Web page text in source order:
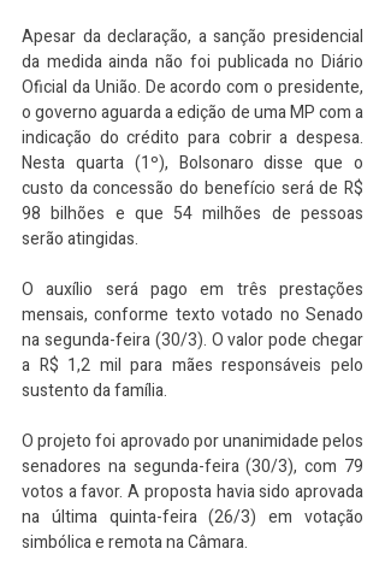
Apesar da declaração, a sanção presidencial
da medida ainda não foi publicada no Diário
Oficial da União. De acordo com o presidente,
o governo aguarda a edição de uma MP com a
indicação do crédito para cobrir a despesa.
Nesta quarta (1º), Bolsonaro disse que o
custo da concessão do benefício será de R$
98 bilhões e que 54 milhões de pessoas
serão atingidas.
O auxílio será pago em três prestações
mensais, conforme texto votado no Senado
na segunda-feira (30/3). O valor pode chegar
a R$ 1,2 mil para mães responsáveis pelo
sustento da família.
O projeto foi aprovado por unanimidade pelos
senadores na segunda-feira (30/3), com 79
votos a favor. A proposta havia sido aprovada
na última quinta-feira (26/3) em votação
simbólica e remota na Câmara.